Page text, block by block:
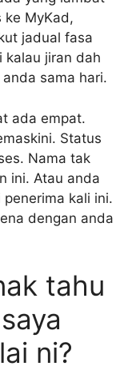
ke MyKad,
jadual fasa
kalau jiran dah
sama hari.
ada empat.
Status
Nama tak
ini. Atau anda
kali ini.
dengan anda
tahu
ni?